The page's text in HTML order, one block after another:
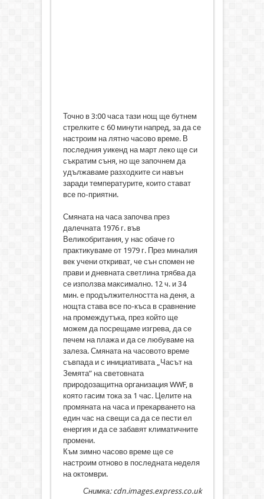
Точно в 3:00 часа тази нощ ще бутнем
стрелките с 60 минути напред, за да се
настроим на лятно часово време. В
последния уикенд на март леко ще си
съкратим съня, но ще започнем да
удължаваме разходките си навън
заради температурите, които стават
все по-приятни.
Смяната на часа започва през
далечната 1976 г. във
Великобритания, у нас обаче го
практикуваме от 1979 г. През миналия
век учени откриват, че сън спомен не
прави и дневната светлина трябва да
се използва максимално. 12 ч. и 34
мин. е продължителността на деня, а
нощта става все по-къса в сравнение
на промеждутъка, през който ще
можем да посрещаме изгрева, да се
печем на плажа и да се любуваме на
залеза. Смяната на часовото време
съвпада и с инициативата „Часът на
Земята” на световната
природозащитна организация WWF, в
която гасим тока за 1 час. Целите на
промяната на часа и прекарването на
един час на свещи са да се пести ел
енергия и да се забавят климатичните
промени.
Към зимно часово време ще се
настроим отново в последната неделя
на октомври.
Снимка: cdn.images.express.co.uk